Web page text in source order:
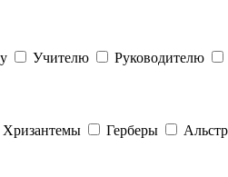
Учителю Руководителю
Хризантемы Герберы